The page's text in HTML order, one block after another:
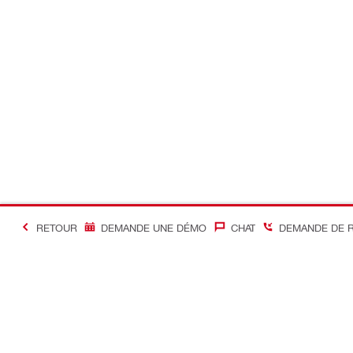
RETOUR DEMANDE UNE DÉMO CHAT DEMANDE DE